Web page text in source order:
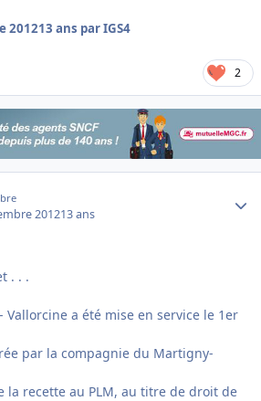
201213 ans par IGS4
2
201213 ans
. . .
Vallorcine a été mise en service le 1er
par la compagnie du Martigny-
la recette au PLM, au titre de droit de